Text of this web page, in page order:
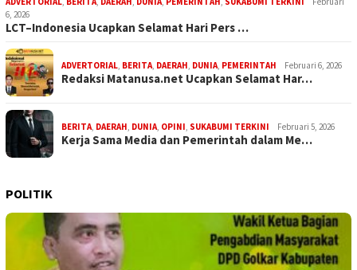
6, 2026
LCT–Indonesia Ucapkan Selamat Hari Pers …
ADVERTORIAL, BERITA, DAERAH, DUNIA, PEMERINTAH Februari 6, 2026
Redaksi Matanusa.net Ucapkan Selamat Har…
BERITA, DAERAH, DUNIA, OPINI, SUKABUMI TERKINI Februari 5, 2026
Kerja Sama Media dan Pemerintah dalam Me…
POLITIK